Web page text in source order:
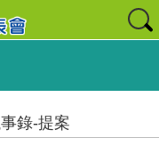
錄-提案